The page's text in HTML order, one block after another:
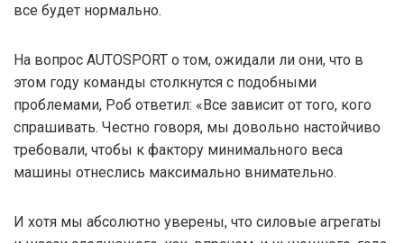
все будет нормально.
На вопрос AUTOSPORT о том, ожидали ли они, что в
этом году команды столкнутся с подобными
проблемами, Роб ответил: «Все зависит от того, кого
спрашивать. Честно говоря, мы довольно настойчиво
требовали, чтобы к фактору минимального веса
машины отнеслись максимально внимательно.
И хотя мы абсолютно уверены, что силовые агрегаты